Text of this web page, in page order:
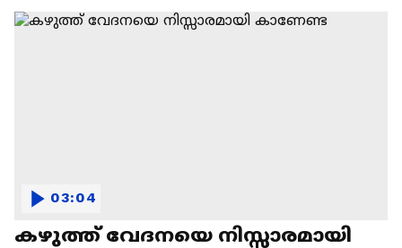
കഴുത്ത് വേദനയെ നിസ്സാരമായി
03:04